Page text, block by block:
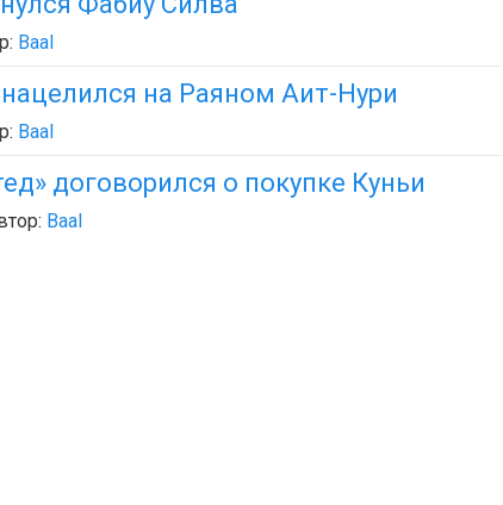
Baal
на Раяном Аит-Нури
Baal
договорился о покупке Куньи
Baal